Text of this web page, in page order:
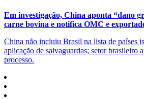
Em investigação, China aponta “dano
carne bovina e notifica OMC e
China não incluiu Brasil na lista de países
aplicação de salvaguardas; setor brasileiro
processo.